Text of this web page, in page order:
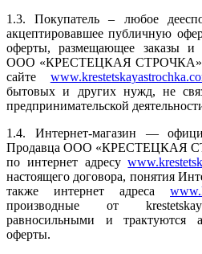
1.3. Покупатель – любое
акцептировавшее публичную
оферты, размещающее заказы и
ООО «КРЕСТЕЦКАЯ СТРОЧКА»,
сайте
бытовых и других нужд, не
предпринимательской
1.4. Интернет-магазин —
Продавца ООО «КРЕСТЕЦКАЯ
по интернет адресу
настоящего договора, понятия
также интернет адреса
производные от
равносильными и трактуются
оферты.